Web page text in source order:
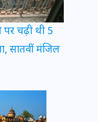
चढ़ी थी 5
सातवीं मंजिल